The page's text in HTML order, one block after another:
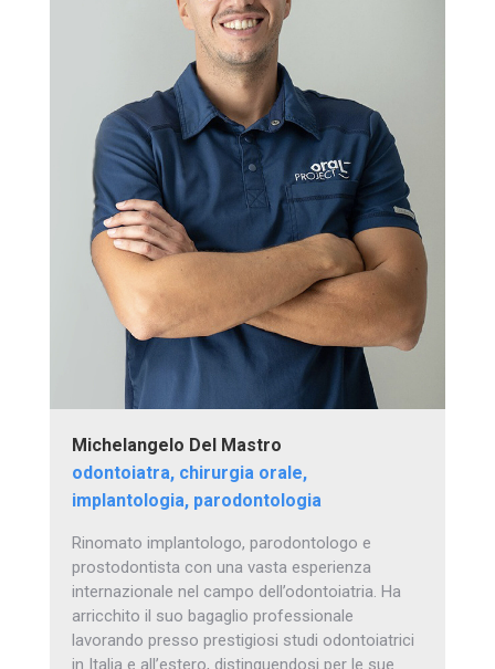
Michelangelo Del Mastro
odontoiatra, chirurgia orale,
implantologia, parodontologia
Rinomato implantologo, parodontologo e
prostodontista con una vasta esperienza
internazionale nel campo dell’odontoiatria. Ha
arricchito il suo bagaglio professionale
lavorando presso prestigiosi studi odontoiatrici
in Italia e all’estero, distinguendosi per le sue